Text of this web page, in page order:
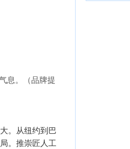
息。（品牌提
。从纽约到巴
。推崇匠人工